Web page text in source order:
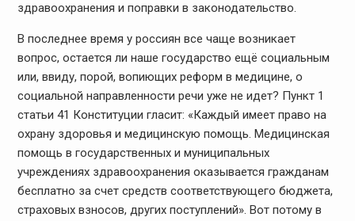
здравоохранения и поправки в законодательство.
В последнее время у россиян все чаще возникает
вопрос, остается ли наше государство ещё социальным
или, ввиду, порой, вопиющих реформ в медицине, о
социальной направленности речи уже не идет? Пункт 1
статьи 41 Конституции гласит: «Каждый имеет право на
охрану здоровья и медицинскую помощь. Медицинская
помощь в государственных и муниципальных
учреждениях здравоохранения оказывается гражданам
бесплатно за счет средств соответствующего бюджета,
страховых взносов, других поступлений». Вот потому в